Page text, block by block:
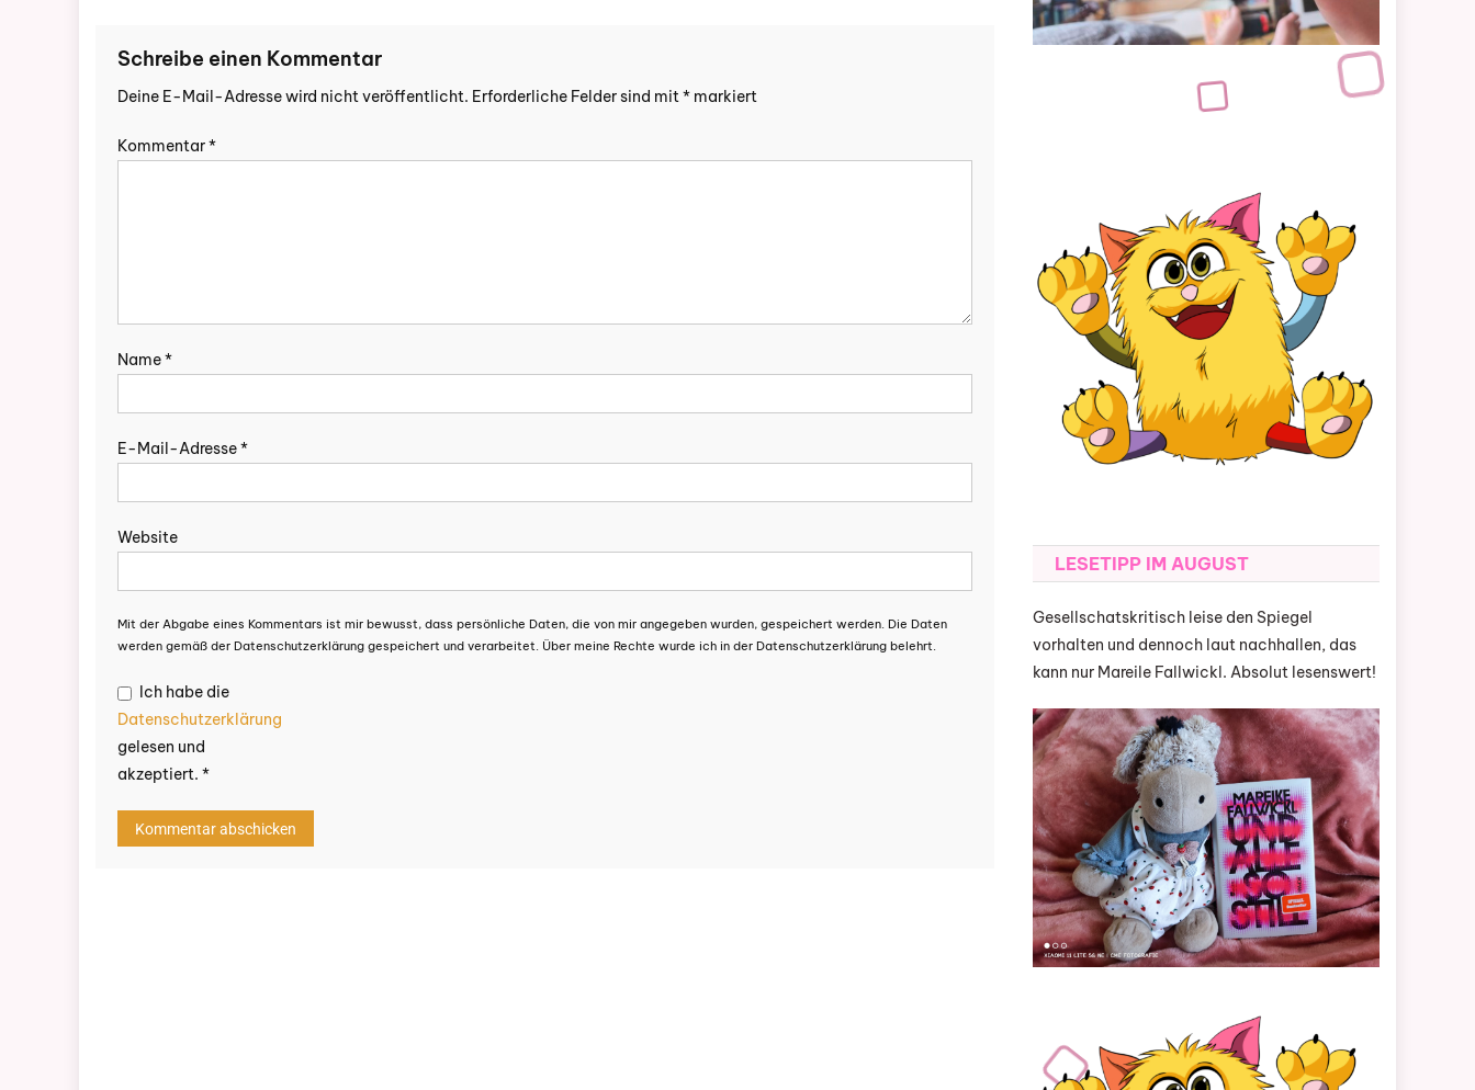
Schreibe einen Kommentar
Deine E-Mail-Adresse wird nicht veröffentlicht. Erforderliche Felder sind mit* markiert
Kommentar*
Name*
E-Mail-Adresse*
Website
Mit der Abgabe eines Kommentars ist mir bewusst, dass persönliche Daten, die von mir angegeben wurden, gespeichert werden. Die Daten
werden gemäß der Datenschutzerklärung gespeichert und verarbeitet. Über meine Rechte wurde ich in der Datenschutzerklärung belehrt.
Ich habe die
Datenschutzerklärung
gelesen und
akzeptiert. *
LESETIPP IM AUGUST
Gesellschatskritisch leise den Spiegel
vorhalten und dennoch laut nachhallen, das
kann nur Mareile Fallwickl. Absolut lesenswert!